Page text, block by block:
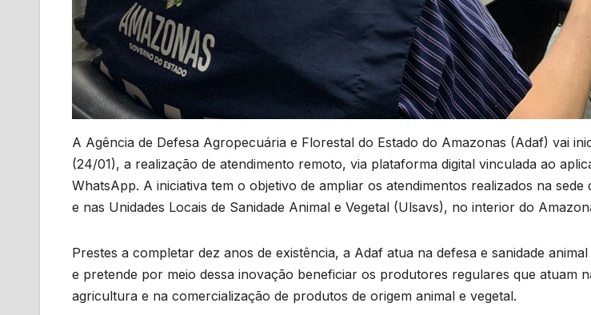
A Agência de Defesa Agropecuária e Florestal do Estado do Amazonas (Adaf) vai
(24/01), a realização de atendimento remoto, via plataforma digital vinculada ao
WhatsApp. A iniciativa tem o objetivo de ampliar os atendimentos realizados na sede
e nas Unidades Locais de Sanidade Animal e Vegetal (Ulsavs), no interior do
Prestes a completar dez anos de existência, a Adaf atua na defesa e sanidade
e pretende por meio dessa inovação beneficiar os produtores regulares que atuam
agricultura e na comercialização de produtos de origem animal e vegetal.